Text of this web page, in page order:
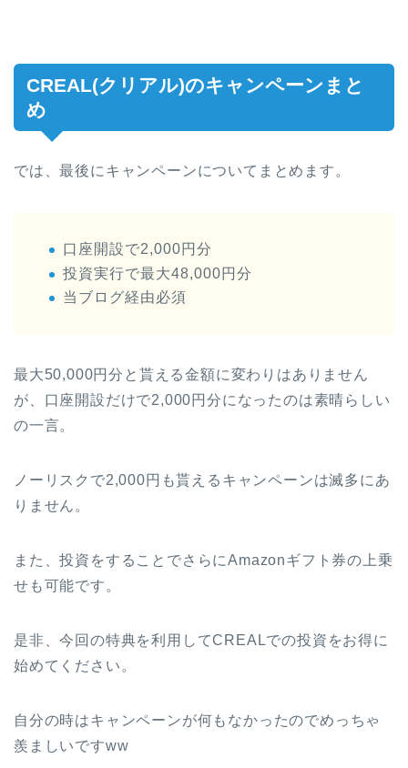
CREAL(クリアル)のキャンペーンまと
め
では、最後にキャンペーンについてまとめます。
口座開設で2,000円分
投資実行で最大48,000円分
当ブログ経由必須
最大50,000円分と貰える金額に変わりはありません
が、口座開設だけで2,000円分になったのは素晴らしい
の一言。
ノーリスクで2,000円も貰えるキャンペーンは滅多にあ
りません。
また、投資をすることでさらにAmazonギフト券の上乗
せも可能です。
是非、今回の特典を利用してCREALでの投資をお得に
始めてください。
自分の時はキャンペーンが何もなかったのでめっちゃ
羨ましいですww